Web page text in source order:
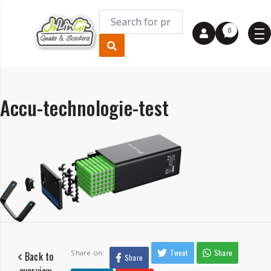
0
Accu-technologie-test
Back to
Share on: Share Tweet Share